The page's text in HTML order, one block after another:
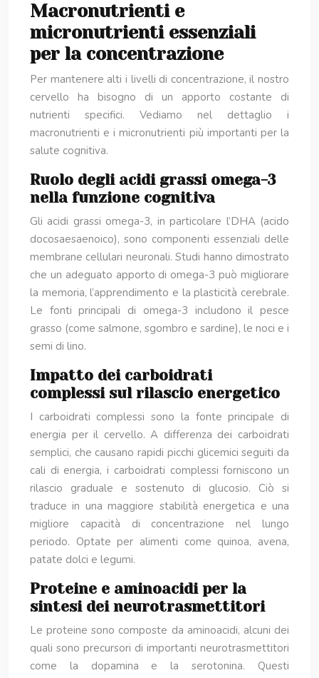
Macronutrienti e
micronutrienti essenziali
per la concentrazione
Per mantenere alti i livelli di concentrazione, il nostro
cervello ha bisogno di un apporto costante di
nutrienti specifici. Vediamo nel dettaglio i
macronutrienti e i micronutrienti più importanti per la
salute cognitiva.
Ruolo degli acidi grassi omega-3
nella funzione cognitiva
Gli acidi grassi omega-3, in particolare l’DHA (acido
docosaesaenoico), sono componenti essenziali delle
membrane cellulari neuronali. Studi hanno dimostrato
che un adeguato apporto di omega-3 può migliorare
la memoria, l’apprendimento e la plasticità cerebrale.
Le fonti principali di omega-3 includono il pesce
grasso (come salmone, sgombro e sardine), le noci e i
semi di lino.
Impatto dei carboidrati
complessi sul rilascio energetico
I carboidrati complessi sono la fonte principale di
energia per il cervello. A differenza dei carboidrati
semplici, che causano rapidi picchi glicemici seguiti da
cali di energia, i carboidrati complessi forniscono un
rilascio graduale e sostenuto di glucosio. Ciò si
traduce in una maggiore stabilità energetica e una
migliore capacità di concentrazione nel lungo
periodo. Optate per alimenti come quinoa, avena,
patate dolci e legumi.
Proteine e aminoacidi per la
sintesi dei neurotrasmettitori
Le proteine sono composte da aminoacidi, alcuni dei
quali sono precursori di importanti neurotrasmettitori
come la dopamina e la serotonina. Questi